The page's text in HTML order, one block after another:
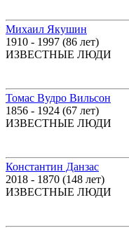
Михаил Якушин
1910 - 1997 (86 лет)
ИЗВЕСТНЫЕ ЛЮДИ
Томас Вудро Вильсон
1856 - 1924 (67 лет)
ИЗВЕСТНЫЕ ЛЮДИ
Константин Данзас
2018 - 1870 (148 лет)
ИЗВЕСТНЫЕ ЛЮДИ